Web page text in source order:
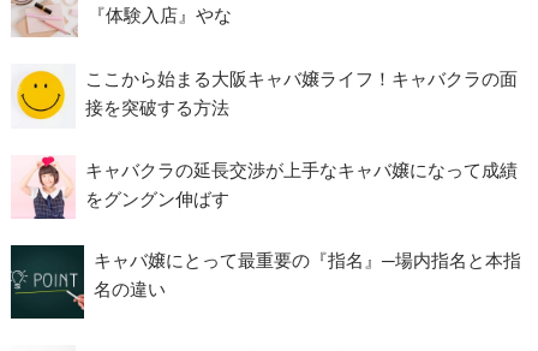
『体験入店』やな
ここから始まる大阪キャバ嬢ライフ！キャバクラの面
接を突破する方法
キャバクラの延長交渉が上手なキャバ嬢になって成績
をグングン伸ばす
キャバ嬢にとって最重要の『指名』─場内指名と本指
名の違い